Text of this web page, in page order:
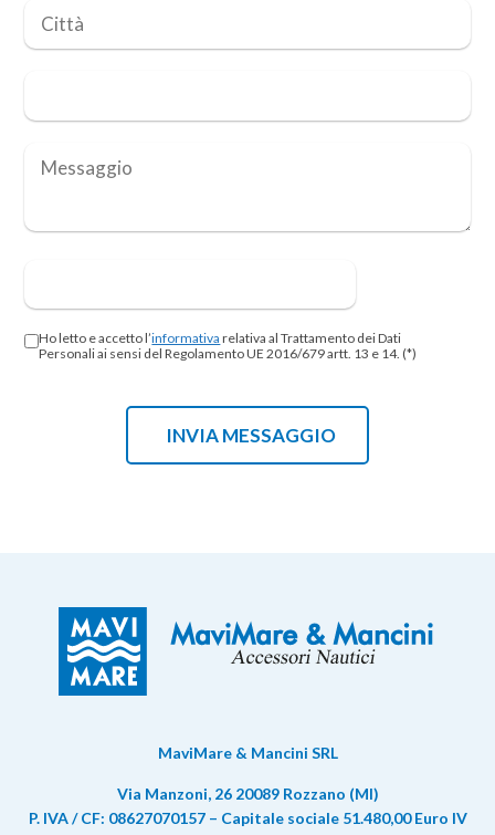
Ho letto e accetto l’informativa relativa al Trattamento dei Dati
Personali ai sensi del Regolamento UE 2016/679 artt. 13 e 14. (*)
MaviMare & Mancini SRL
Via Manzoni, 26 20089 Rozzano (MI)
P. IVA / CF: 08627070157 – Capitale sociale 51.480,00 Euro IV